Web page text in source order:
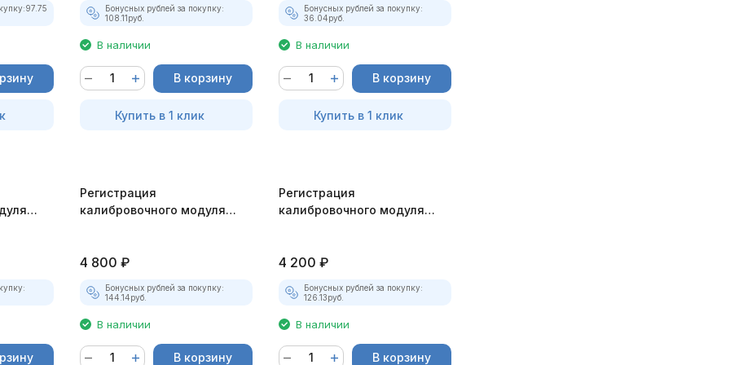
97.75
Бонусных рублей за покупку:
108.11руб.
В наличии
В корзину
Купить в 1 клик
Бонусных рублей за покупку:
36.04руб.
В наличии
В корзину
Купить в 1 клик
Регистрация
калибровочного модуля
4 800 ₽
Бонусных рублей за покупку:
144.14руб.
В наличии
В корзину
Регистрация
калибровочного модуля
4 200 ₽
Бонусных рублей за покупку:
126.13руб.
В наличии
В корзину